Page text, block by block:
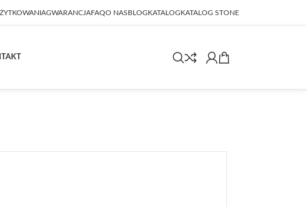
GWARANCJAFAQO NASBLOGKATALOGKATALOG STONE